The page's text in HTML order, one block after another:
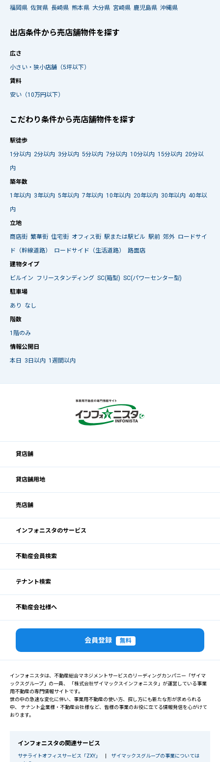
福岡県 佐賀県 長崎県 熊本県 大分県 宮崎県 鹿児島県 沖縄県
出店条件から売店舗物件を探す
広さ
小さい・狭小店舗（5坪以下）
賃料
安い（10万円以下）
こだわり条件から売店舗物件を探す
駅徒歩
1分以内 2分以内 3分以内 5分以内 7分以内 10分以内 15分以内 20分以
内
築年数
1年以内 3年以内 5年以内 7年以内 10年以内 20年以内 30年以内 40年以
内
立地
商店街 繁華街 住宅街 オフィス街 駅または駅ビル 駅前 郊外 ロードサイ
ド（幹線道路）
ロードサイド（生活道路）
路面店
建物タイプ
ビルイン フリースタンディング SC(箱型) SC(パワーセンター型)
駐車場
あり
なし
階数
1階のみ
情報公開日
本日
3日以内 1週間以内
貸店舗
貸店舗用地
売店舗
インフォニスタのサービス
不動産会員検索
テナント検索
不動産会社様へ
会員登録 無料
インフォニスタは、不動産総合マネジメントサービスのリーディングカンパニー「ザイマ
ックスグループ」の一員、 「株式会社ザイマックスインフォニスタ」が運営している事業
用不動産の専門情報サイトです。
世の中の急速な変化に伴い、事業用不動産の使い方、探し方にも新たな形が求められる
中、 テナント企業様・不動産会社様など、皆様の事業のお役に立てる情報発信を心がけて
おります。
インフォニスタの関連サービス
サテライトオフィスサービス「ZXY」
ザイマックスグループの事業については